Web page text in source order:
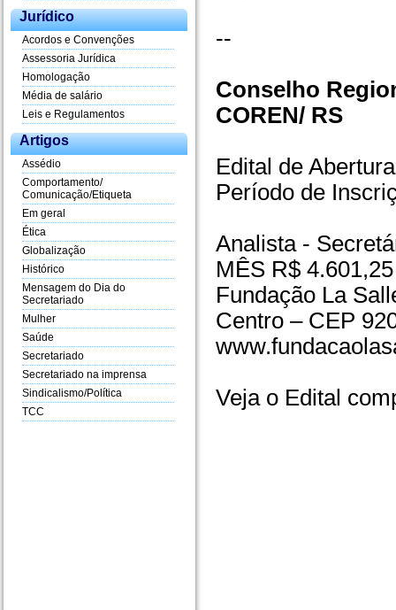
Jurídico
Acordos e Convenções
Assessoria Jurídica
Homologação
Média de salário
Leis e Regulamentos
Artigos
Assédio
Comportamento/
Comunicação/Etiqueta
Em geral
Ética
Globalização
Histórico
Mensagem do Dia do
Secretariado
Mulher
Saúde
Secretariado
Secretariado na imprensa
Sindicalismo/Política
TCC
--
Conselho
COREN/ RS
Edital de
Período de
Analista -
MÊS R$ 4.601,25
Fundação La
Centro – CEP
Veja o Edital